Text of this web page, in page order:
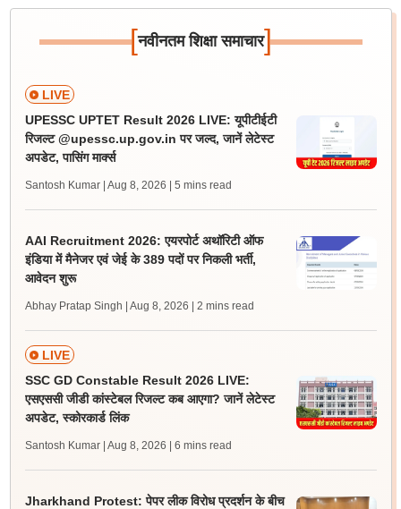
[नवीनतम शिक्षा समाचार]
LIVE
UPESSC UPTET Result 2026 LIVE: यूपीटीईटी
रिजल्ट @upessc.up.gov.in पर जल्द, जानें लेटेस्ट
अपडेट, पासिंग मार्क्स
Santosh Kumar | Aug 8, 2026 | 5 mins read
AAI Recruitment 2026: एयरपोर्ट अथॉरिटी ऑफ
इंडिया में मैनेजर एवं जेई के 389 पदों पर निकली भर्ती,
आवेदन शुरू
Abhay Pratap Singh | Aug 8, 2026 | 2 mins read
LIVE
SSC GD Constable Result 2026 LIVE:
एसएससी जीडी कांस्टेबल रिजल्ट कब आएगा? जानें लेटेस्ट
अपडेट, स्कोरकार्ड लिंक
Santosh Kumar | Aug 8, 2026 | 6 mins read
Jharkhand Protest: पेपर लीक विरोध प्रदर्शन के बीच